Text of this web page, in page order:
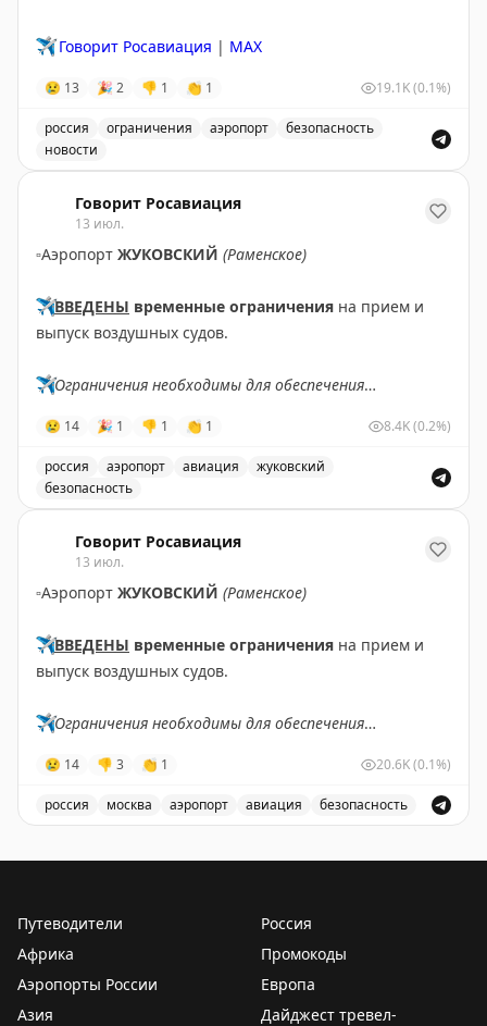
✈️ Говорит Росавиация | MAX
😢 13 🎉 2 👎 1 👏 1 19.1K(0.1%)
россия ограничения аэропорт
безопасность
новости
Говорит Росавиация
13 июл.
▫️Аэропорт ЖУКОВСКИЙ (Раменское)
✈️ВВЕДЕНЫ временные ограничения на прием и
выпуск воздушных судов.
✈️Ограничения необходимы для обеспечения
✈️ Говорит Росавиация|MАХ
😢 14 🎉 1 👎 1 👏 1 8.4K(0.2%)
россия аэропорт авиация
жуковский
безопасность
Говорит Росавиация
13 июл.
▫️Аэропорт ЖУКОВСКИЙ (Раменское)
✈️ВВЕДЕНЫ временные ограничения на прием и
выпуск воздушных судов.
✈️Ограничения необходимы для обеспечения
✈️ Говорит Росавиация| MАХ
😢 14 👎 3 👏 1 20.6K(0.1%)
россия москва аэропорт авиация безопасность
Путеводители
Россия
Африка
Промокоды
Аэропорты России
Европа
Азия
Дайджест тревел-